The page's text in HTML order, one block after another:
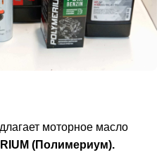
моторное масло
(Полимериум).